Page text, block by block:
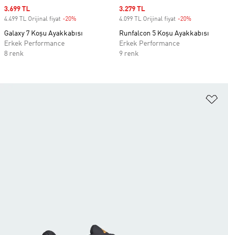
Sale price
3.699 TL
4.499 TL Orijinal fiyat -20%
Galaxy 7 Koşu Ayakkabısı
Erkek Performance
8 renk
Sale price
3.279 TL
4.099 TL Orijinal fiyat -20%
Runfalcon 5 Koşu Ayakkabısı
Erkek Performance
9 renk